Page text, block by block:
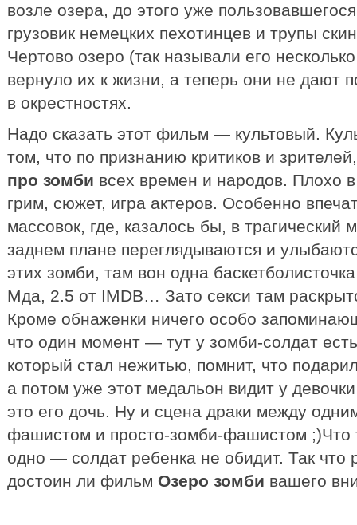
возле озера, до этого уже
грузовик немецких пехотинцев и трупы
Чертово озеро (так называли его
вернуло их к жизни, а теперь они не дают
в окрестностях.
Надо сказать этот фильм — культовый.
том, что по признанию критиков и
про зомби всех времен и народов. Плохо
грим, сюжет, игра актеров. Особенно
массовок, где, казалось бы, в трагический
заднем плане переглядываются и
этих зомби, там вон одна
Мда, 2.5 от IMDB… Зато секси там
Кроме обнаженки ничего особо
что один момент — тут у зомби-солдат
который стал нежитью, помнит, что
а потом уже этот медальон видит у
это его дочь. Ну и сцена драки между
фашистом и просто-зомби-фашистом ;)Что
одно — солдат ребенка не обидит. Так что
достоин ли фильм Озеро зомби вашего